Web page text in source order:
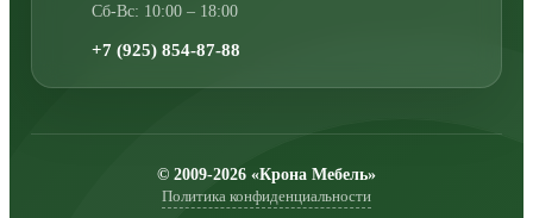
Сб-Вс: 10:00 – 18:00
+7 (925) 854-87-88
© 2009-2026 «Крона Мебель»
Политика конфиденциальности